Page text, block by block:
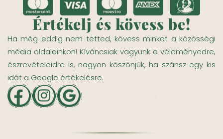
Értékelj és kövess be!
Ha még eddig nem tetted, kövess minket a közösségi
média oldalainkon! Kíváncsiak vagyunk a véleményedre,
észrevételeidre is, nagyon köszönjük, ha szánsz egy kis
időt a Google értékelésre.